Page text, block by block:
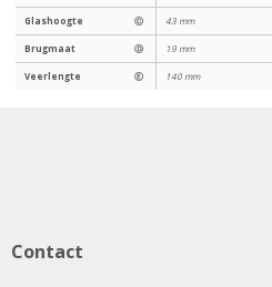
Glashoogte Ⓒ 43 mm
Brugmaat Ⓓ 19 mm
Veerlengte Ⓔ 140 mm
Contact